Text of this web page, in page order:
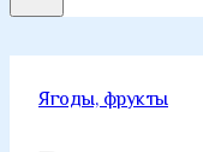
Ягоды, фрукты